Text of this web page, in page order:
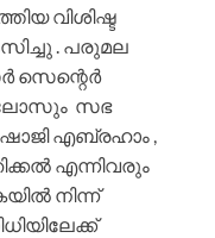
വിശിഷ്ട
. പരുമല
സെന്റെർ
സഭ
ഷാജി എബ്രഹാം ,
എന്നിവരും
നിന്ന്